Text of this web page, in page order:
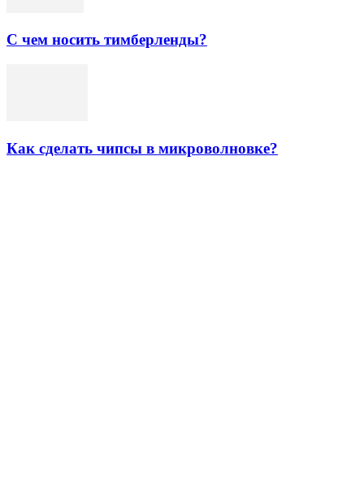
С чем носить тимберленды?
Как сделать чипсы в микроволновке?